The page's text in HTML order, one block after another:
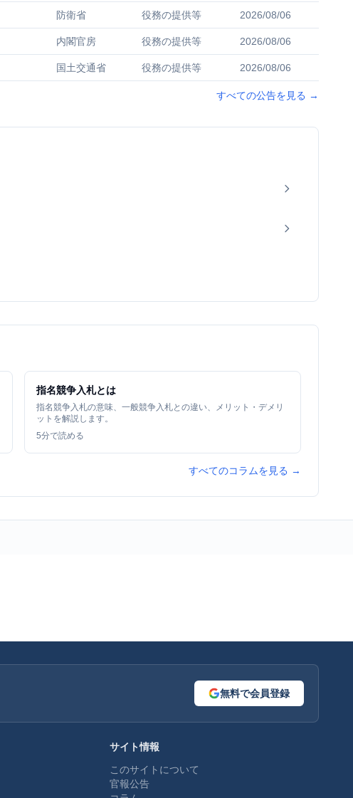
防衛省 役務の提供等 2026/08/06
内閣官房 役務の提供等 2026/08/06
国土交通省 役務の提供等 2026/08/06
すべての公告を見る →
指名競争入札とは
指名競争入札の意味、一般競争入札との違い、メリット・デメリ
ットを解説します。
5分で読める
すべてのコラムを見る →
無料で会員登録
サイト情報
このサイトについて
官報公告